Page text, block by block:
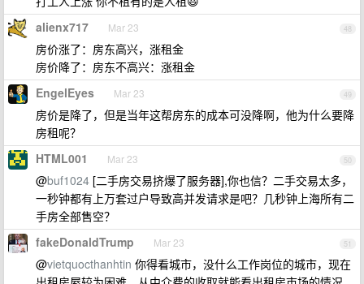
48
alienx717 Mar 23
房价涨了：房东高兴，涨租金
房价降了：房东不高兴：涨租金
49
EngelEyes Mar 23
房价是降了，但是当年这帮房东的成本可没降啊，他为什么要降
房租呢？
50
HTML001 Mar 23
@buf1024 [二手房交易挤爆了服务器],你也信？二手交易太多，
一秒钟都有上万套过户导致高并发请求是吧？几秒钟上海所有二
手房全部售空？
51
fakeDonaldTrump Mar 23
@vietquocthanhtin 你得看城市，没什么工作岗位的城市，现在